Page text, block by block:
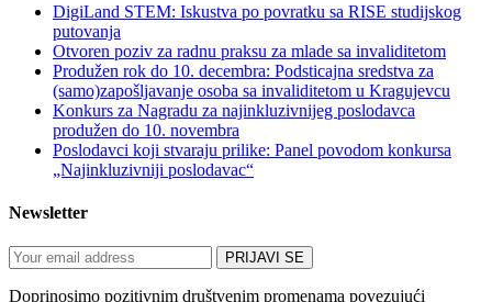
DigiLand STEM: Iskustva po povratku sa RISE studijskog
putovanja
Otvoren poziv za radnu praksu za mlade sa invaliditetom
Produžen rok do 10. decembra: Podsticajna sredstva za
(samo)zapošljavanje osoba sa invaliditetom u Kragujevcu
Konkurs za Nagradu za najinkluzivnijeg poslodavca
produžen do 10. novembra
Poslodavci koji stvaraju prilike: Panel povodom konkursa
„Najinkluzivniji poslodavac“
Newsletter
Doprinosimo pozitivnim društvenim promenama povezujući